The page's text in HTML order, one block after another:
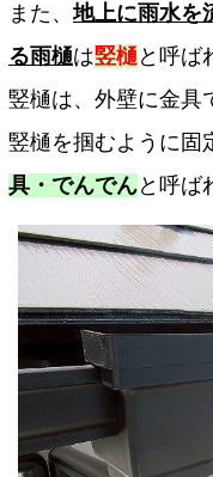
また、地上に雨水を
る雨樋は竪樋と呼ば
竪樋は、外壁に金具
竪樋を掴むように固
具・でんでんと呼ば